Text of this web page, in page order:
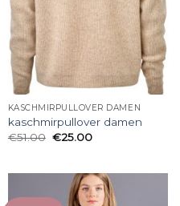
KASCHMIRPULLOVER DAMEN
kaschmirpullover damen
€51.00 €25.00